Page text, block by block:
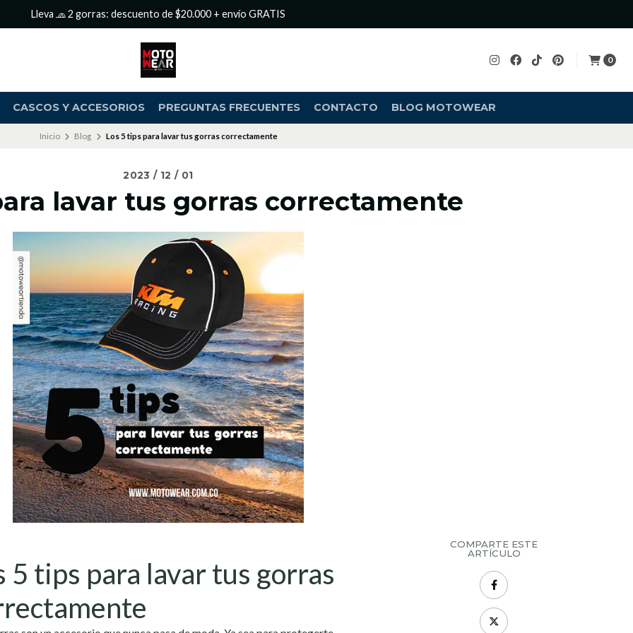
0
CASCOS Y ACCESORIOS PREGUNTAS FRECUENTES CONTACTO BLOG MOTOWEAR
Lleva 🧢 2 gorras: descuento de $20.000 + envío GRATIS
Inicio Blog Los 5 tips para lavar tus gorras correctamente
2023 / 12 / 01
lavar tus gorras correctamente
5 tips para lavar tus gorras
COMPARTE ESTE
ARTÍCULO